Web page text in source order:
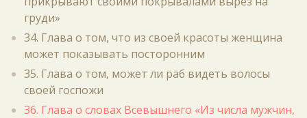
груди»
34. Глава о том, что из своей красоты женщина
может показывать посторонним
35. Глава о том, может ли раб видеть волосы
своей госпожи
36. Глава о словах Всевышнего «Из числа мужчин,